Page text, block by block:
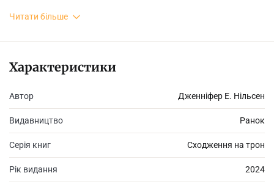
Серед чотирьох обраних опиняється Сейдж, зухвалий
фальшивого принца вибрали саме його, інакше — неминуча
смерть.
Читати більше
Характеристики
Автор Дженніфер Е. Нільсен
Видавництво Ранок
Серія книг Сходження на трон
Рік видання 2024